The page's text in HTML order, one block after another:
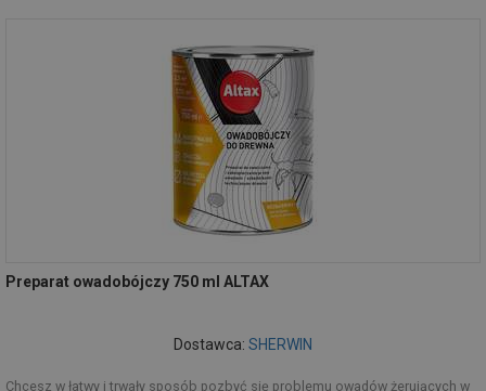
Preparat owadobójczy 750 ml ALTAX
Dostawca: SHERWIN
Chcesz w łatwy i trwały sposób pozbyć się problemu owadów żerujących w